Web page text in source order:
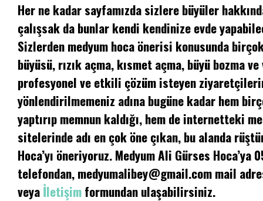
Her ne kadar sayfamızda sizlere büyüler
çalışsak da bunlar kendi kendinize evde
Sizlerden medyum hoca önerisi konusunda
büyüsü, rızık açma, kısmet açma, büyü bozma
profesyonel ve etkili çözüm isteyen
yönlendirilmemeniz adına bugüne kadar hem
yaptırıp memnun kaldığı, hem de internetteki
sitelerinde adı en çok öne çıkan, bu alanda
Hoca’yı öneriyoruz. Medyum Ali Gürses Hoca’ya
telefondan,medyumalibey@gmail.commail
veyaİletişimformundan ulaşabilirsiniz.